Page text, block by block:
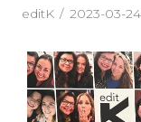
editK 2023-03-24